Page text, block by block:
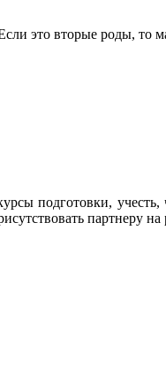
это вторые роды, то
подготовки,
партнеру